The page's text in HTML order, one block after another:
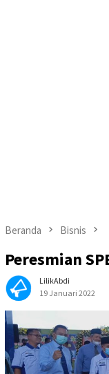
Beranda Bisnis
Peresmian
LilikAbdi
19 Januari 2022